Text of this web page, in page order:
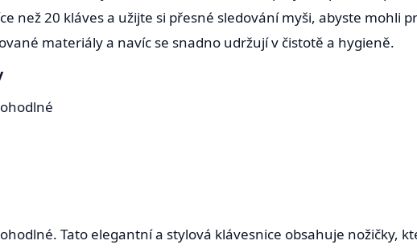
než 20 kláves a užijte si přesné sledování myši, abyste mohli
materiály a navíc se snadno udržují v čistotě a hygieně.
Tato elegantní a stylová klávesnice obsahuje nožičky,